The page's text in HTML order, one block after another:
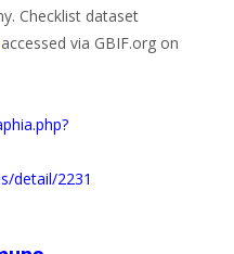
Checklist dataset
accessed via GBIF.org on
detail/2231